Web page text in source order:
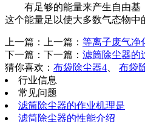
有足够的能量来产生自由基，
这个能量足以使大多数气态物中
上一篇：上一篇： 等离子废气净
下一篇：下一篇： 滤筒除尘器的
猜你喜欢： 布袋除尘器4 布袋
行业信息
常见问题
滤筒除尘器的作业机理是
滤筒除尘器的性能介绍